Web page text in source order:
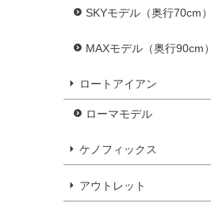
SKYモデル（奥行70cm）
MAXモデル（奥行90cm）
ロートアイアン
ローマモデル
ケノフィックス
アウトレット